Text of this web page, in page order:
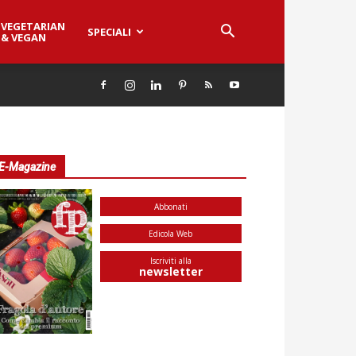
VEGETARIAN
& VEGAN SPECIALI
Magazine
Abbonati
Edicola Web
Iscriviti alla
newsletter